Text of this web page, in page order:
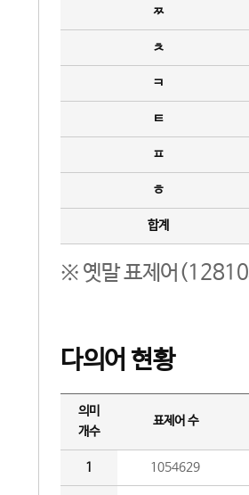
ㅉ
ㅊ
ㅋ
ㅌ
ㅍ
ㅎ
합계
※ 옛말 표제어(12810
다의어 현황
의미
개수
표제어 수
1 1054629